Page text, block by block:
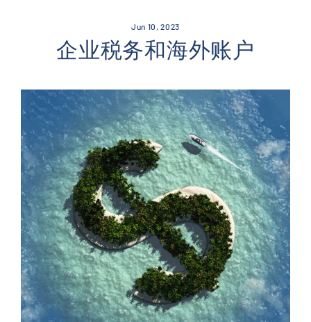
Jun 10, 2023
企业税务和海外账户